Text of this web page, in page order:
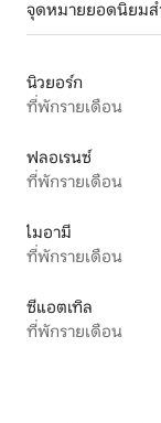
จุดหมายยอดนิยมส
นิวยอร์ก
ที่พักรายเดือน
ฟลอเรนซ์
ที่พักรายเดือน
ไมอามี
ที่พักรายเดือน
ซีแอตเทิล
ที่พักรายเดือน